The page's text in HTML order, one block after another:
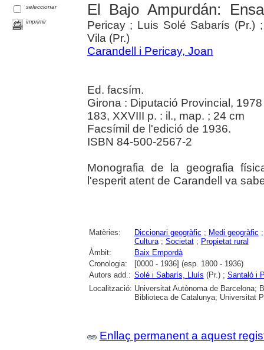
seleccionar
imprimir
El Bajo Ampurdán:
Pericay ; Luis Solé Sabarís (Pr.)
Vila (Pr.)
Carandell i Pericay, Joan
Ed. facsím.
Girona : Diputació Provincial, 1978
183, XXVIII p. : il., map. ; 24 cm
Facsímil de l'edició de 1936.
ISBN 84-500-2567-2
Monografia de la geografia
l'esperit atent de Carandell va
Matèries: Diccionari geogràfic ; Medi geogràfic
Cultura; Societat; Propietat rural
Àmbit:
Baix Empordà
Cronologia:
[0000 - 1936] (esp. 1800 - 1936)
Autors add.: Solé i Sabarís, Lluís (Pr.) ; Santaló i
Localització: Universitat Autònoma de Barcelona;
Biblioteca de Catalunya; Universitat
Enllaç permanent a aquest